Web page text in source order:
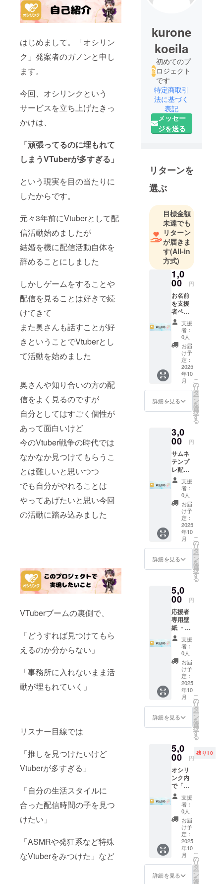
はじめまして。「オシリン
ク」発案者のガノンと申し
ます。
今回、オシリンクという
サービスを立ち上げたきっ
かけは、
「頑張ってるのに埋もれて
しまうVTuberが多すぎる」
という現実を目の当たりに
したからです。
元々3年前にVtuberとして配
信活動始めましたが
結婚を機に配信活動自体を
辞めることにしました
しかしゲームをすることや
配信を見ることは好きで続
けてきて
また奥さんも話すことが好
きということでVtuberとし
て活動を始めました
奥さんや知り合いの方の配
信をよく見るのですが
自分としてはすごく個性が
あって面白いけど
今のVtuber戦争の時代では
なかなか見つけてもらうこ
とは難しいと思いつつ
でも自分がやれることは
やってあげたいと思い今回
の活動に踏み込みました
VTuberブームの裏側で、
「どうすれば見つけてもら
えるのか分からない」
「事務所に入れないまま活
動が埋もれていく」
リスナー目線では
「推しを見つけたいけど
Vtuberが多すぎる」
「自分の生活スタイルに
合った配信時間の子を見つ
けたい」
「ASMRや発狂系など特殊
なVtuberをみつけた」など
kurone
koeila
初めてのプ
ロジェクト
です
特定商取引
法に基づく
表記
メッセー
ジを送る
リターンを
選ぶ
目標金額
未達でも
リターン
が届きま
す(All-in
方式)
1,0
00 円
お名前
を支援
者ペー
ジに掲
載（任
意）＋
感謝
メッ
セージ
・掲載
期間：
HP完成
から1年
間掲載
・掲載
方法：
み ・注
意事
項：支
援時、
必ず備
考欄に
掲載を
希望さ
れるお
名前を
ご記入
くださ
支援
者：
0人
お届
け予
定：
2025
年10
月
詳細を見る
こ
の
リ
タ
ー
ン
を
選
択
す
る
3,0
00 円
サムネ
テンプ
レ配布
（DL形
式） ※
サムネ
は、
メール
にて配
信内容
を確認
し作成
いたし
ます ・
リター
ン品の
及びそ
の他法
的権利
につい
て、す
べて支
援者様
にお譲
りしま
すの
で、支
援後の
リター
ン品は
ご自由
にお使
いくだ
支援
者：
0人
お届
け予
定：
2025
年10
月
詳細を見る
こ
の
リ
タ
ー
ン
を
選
択
す
る
5,0
00 円
応援者
専用壁
紙 ・
Vtuber
の方の
支援の
場合
壁紙に
支援者
全員を
載せた
壁紙
（外注
依頼）
・支援
者の
記の壁
紙を提
供 ・形
式 ：
PNG
・サイ
ズ ：
16：9
支援
者：
0人
お届
け予
定：
2025
年10
月
詳細を見る
こ
の
リ
タ
ー
ン
を
選
択
す
る
5,0
00 円
残り10
オシリ
ンク内
で「お
すすめ
掲載」
1ヶ月
・掲載
期間：
HP完成
から1か
月掲載
・掲載
方法：
アイコ
ン＋プ
支援
者：
0人
お届
け予
定：
2025
年10
月
詳細を見る
こ
の
リ
タ
ー
ン
を